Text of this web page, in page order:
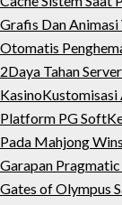
Grafis Dan
Otomatis
2Daya Tahan
KasinoKustomisasi
Platform PG Soft
Pada Mahjong Wins
Garapan Pragmatic
Gates of Olympus